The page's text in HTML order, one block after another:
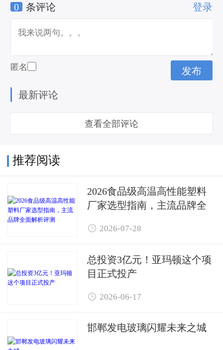
升0 条评论 登录
匿名
最新评论
查看全部评论
推荐阅读
2026食品级高温高性能塑料
厂家选型指南，主流品牌全
 2026-07-28
总投资3亿元！亚玛顿这个项
目正式投产
 2026-06-17
邯郸发电玻璃闪耀未来之城